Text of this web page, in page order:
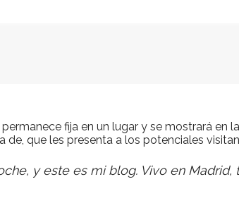
fija en un lugar y se mostrará en
que les presenta a los potenciales
y este es mi blog. Vivo en